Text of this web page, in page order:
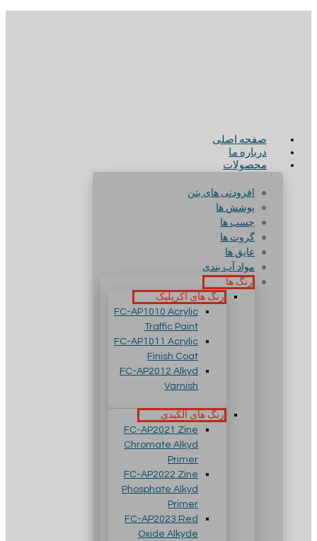
صفحه اصلی
درباره ما
محصولات
افزودنی های بتن
پوشش ها
چسب ها
گروت ها
عایق ها
مواد آب بندی
رنگ ها
رنگ های آکریلیک
FC-AP1010 Acrylic
Traffic Paint
FC-AP1011 Acrylic
Finish Coat
FC-AP2012 Alkyd
Varnish
رنگ های آلکیدی
FC-AP2021 Zine
Chromate Alkyd
Primer
FC-AP2022 Zine
Phosphate Alkyd
Primer
FC-AP2023 Red
Oxide Alkyde